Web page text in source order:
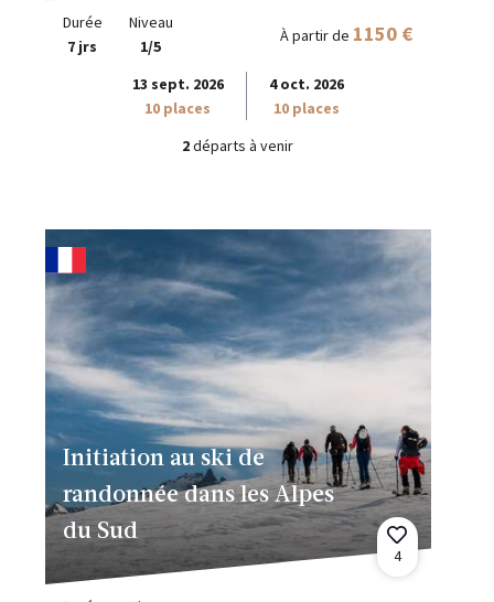
Durée
7 jrs
Niveau
1/5
À partir de 1150 €
13 sept. 2026
10 places
4 oct. 2026
10 places
2départs à venir
Initiation au ski de
randonnée dans les Alpes
du Sud
4